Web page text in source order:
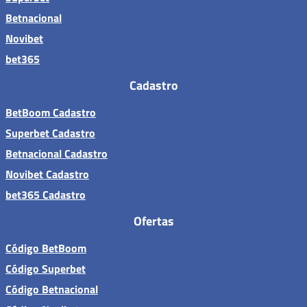
Betnacional
Novibet
bet365
Cadastro
BetBoom Cadastro
Superbet Cadastro
Betnacional Cadastro
Novibet Cadastro
bet365 Cadastro
Ofertas
Código BetBoom
Código Superbet
Código Betnacional